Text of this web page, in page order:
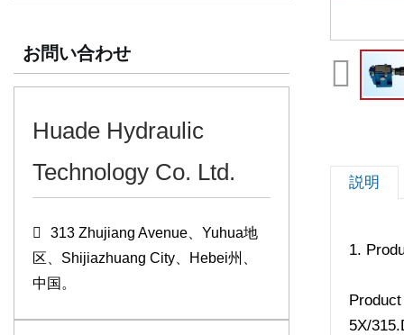
お問い合わせ
Huade Hydraulic
Technology Co. Ltd.
313 Zhujiang Avenue、Yuhua地
区、Shijiazhuang City、Hebei州、
中国。
説明
1.
5X/